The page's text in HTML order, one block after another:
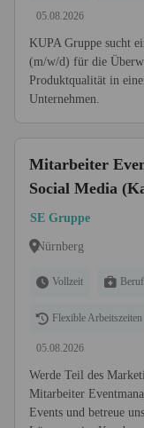
05.08.2026
KUPA Gruppe sucht
(m/w/d) für die
Produktqualität in
Unternehmen.
Mitarbeiter
Social Media
(d/m/w)
SE Gruppe
Nürnberg
Vollzeit
Flexible Arbeitszeiten
05.08.2026
Werde Teil des
Mitarbeiter
Events und betreue